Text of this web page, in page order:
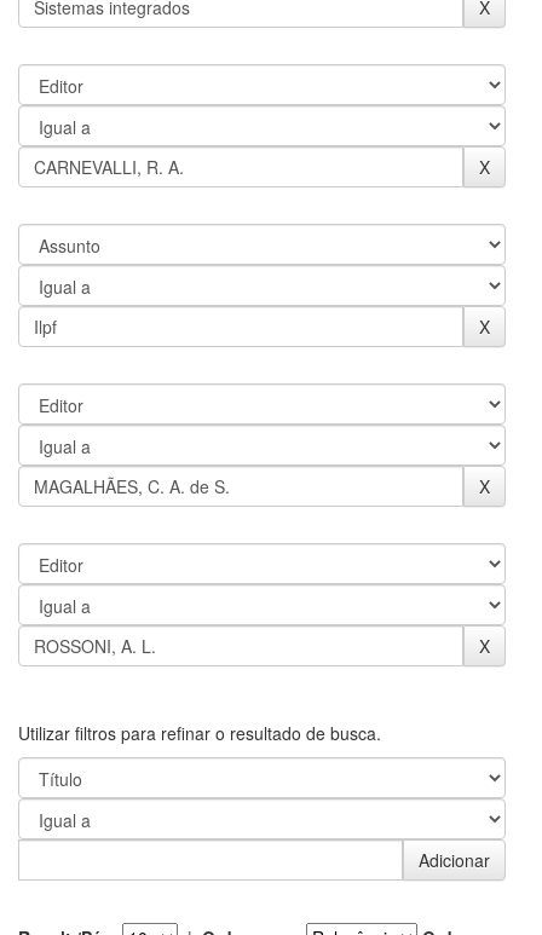
Utilizar filtros para refinar o resultado de busca.